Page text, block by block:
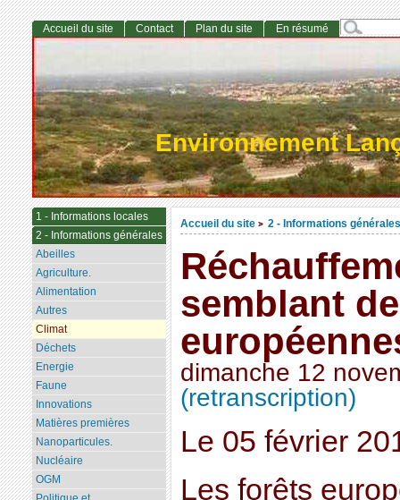
Environnement
Accueil du site > 2 - Informations générales
semblant
dimanche 12
(retranscription)
Le 05 février
Les forêts
Accueil du site Contact Plan du site En résumé
1 - Informations locales
2 - Informations générales
Abeilles
Agriculture.
Alimentation
Autres
Climat
Déchets
Energie
Faune
Innovations
Matières premières
Nanoparticules.
Nucléaire
OGM